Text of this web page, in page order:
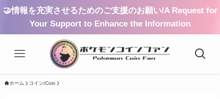
🤝情報を充実させるためのご支援のお願い/A Request for
Your Support to Enhance the Information
ホーム コイン/Coin